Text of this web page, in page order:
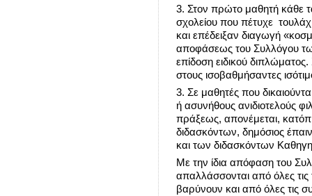
3. Στον πρώτο μαθητή κάθε
σχολείου που πέτυχε
και επέδειξαν διαγωγή
αποφάσεως του Συλλόγου
επίδοση ειδικού
στους ισοβαθμήσαντες
3. Σε μαθητές που
ή ασυνήθους ανιδιοτελούς
πράξεως, απονέμεται,
διδασκόντων, δημόσιος
και των διδασκόντων
Με την ίδια απόφαση του
απαλλάσσονται από όλες
βαρύνουν και από όλες τις